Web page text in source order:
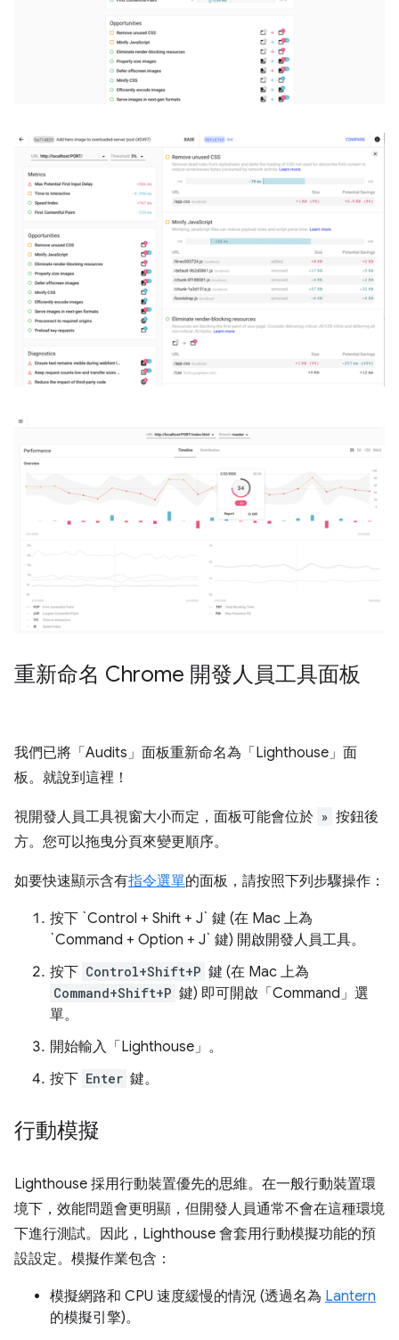
重新命名 Chrome 開發人員工具面板
我們已將「Audits」 面板重新命名為「Lighthouse」 面
板。就說到這裡！
視開發人員工具視窗大小而定，面板可能會位於 » 按鈕後
方。您可以拖曳分頁來變更順序。
如要快速顯示含有指令選單的面板，請按照下列步驟操作：
按下 `Control + Shift + J` 鍵 (在 Mac 上為
`Command + Option + J` 鍵) 開啟開發人員工具。
按下 Control+Shift+P 鍵 (在 Mac 上為
Command+Shift+P 鍵) 即可開啟「Command」 選
單。
開始輸入「Lighthouse」。
按下 Enter 鍵。
行動模擬
Lighthouse 採用行動裝置優先的思維。在一般行動裝置環
境下，效能問題會更明顯，但開發人員通常不會在這種環境
下進行測試。因此，Lighthouse 會套用行動模擬功能的預
設設定。模擬作業包含：
模擬網路和 CPU 速度緩慢的情況 (透過名為 Lantern
的模擬引擎)。